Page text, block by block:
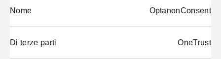
Nome OptanonConsent
Di terze parti OneTrust